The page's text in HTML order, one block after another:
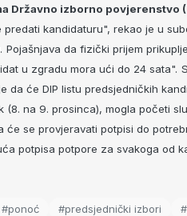
Državno izborno povjerenstvo
kandidaturu", rekao je u
Pojašnjava da fizički prijem
u zgradu mora ući do 24 sata".
da će DIP listu predsjedničkih
(8. na 9. prosinca), mogla početi
će se provjeravati potpisi do
potpisa potpore za svakoga od
#ponoć #predsjednički izbori